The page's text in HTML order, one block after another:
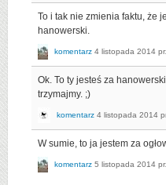
To i tak nie zmienia faktu, że
hanowerski.
komentarz 4 listopada 2014
Ok. To ty jesteś za
trzymajmy. ;)
komentarz 4 listopada 2014
W sumie, to ja jestem za
komentarz 5 listopada 2014